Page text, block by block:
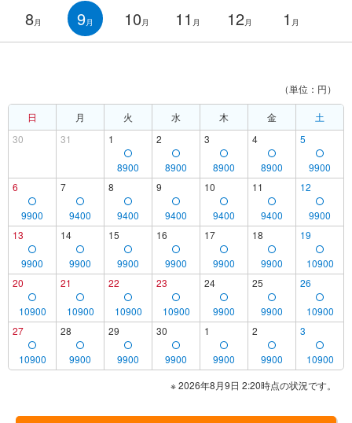
8月 9月 10 月 11 月 12月 1 月
（単位：円）
日 月 火 水 木 金
土
30
31 1
8900
2
8900
3
8900
4
8900
5
9900
6
9900
7
9400
8
9400
9
9400
10
9400
11
9400
12
9900
13
9900
14
9900
15
9900
16
9900
17
9900
18
9900
19
10900
20
10900
21
10900
22
10900
23
10900
24
9900
25
9900
26
10900
27
10900
28
9900
29
9900
30
9900
1
9900
2
9900
3
10900
※ 2026年8月9日 2:20時点の状況です。